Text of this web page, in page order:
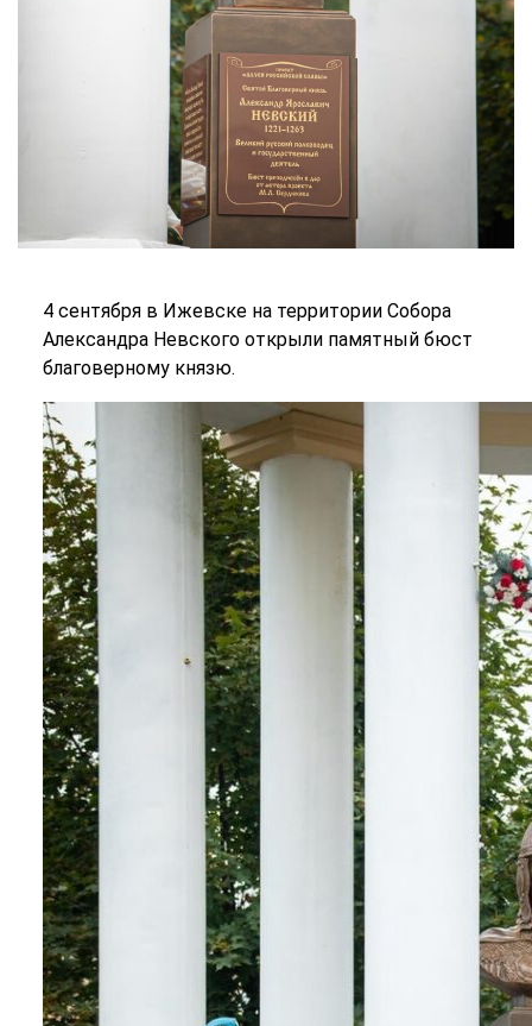
4 сентября в Ижевске на территории Собора
Александра Невского открыли памятный бюст
благоверному князю.